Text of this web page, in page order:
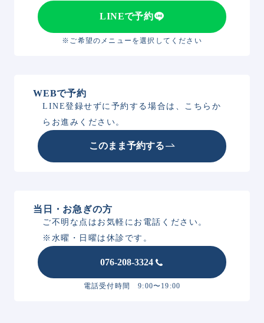
LINEで予約
※ご希望のメニューを選択してください
WEBで予約
LINE登録せずに予約する場合は、こちらか
らお進みください。
このまま予約する
当日・お急ぎの方
ご不明な点はお気軽にお電話ください。
※水曜・日曜は休診です。
076-208-3324
電話受付時間 9:00〜19:00